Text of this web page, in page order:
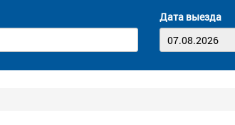
Дата выезда